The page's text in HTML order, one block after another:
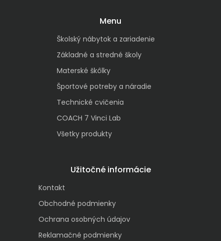
Menu
Školský nábytok a zariadenie
Základné a stredné školy
Materské škôlky
Športové potreby a náradie
Technické cvičenia
COACH 7 Vinci Lab
Všetky produkty
Užitočné informácie
Kontakt
Obchodné podmienky
Ochrana osobných údajov
Reklamačné podmienky